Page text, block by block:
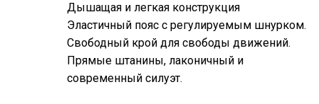
Дышащая и легкая конструкция
Эластичный пояс с регулируемым шнурком.
Свободный крой для свободы движений.
Прямые штанины, лаконичный и
современный силуэт.